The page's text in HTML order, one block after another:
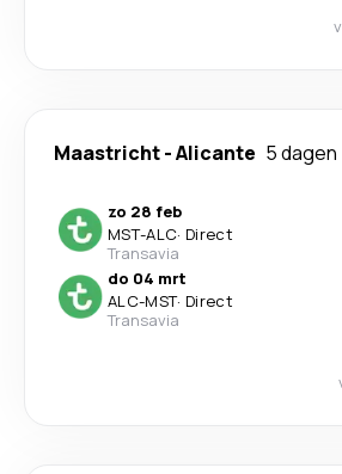
Maastricht-Alicante 5 dagen
zo 28 feb
MST-ALC· Direct
Transavia
do 04 mrt
ALC-MST· Direct
Transavia